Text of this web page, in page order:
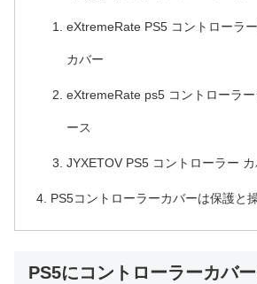
eXtremeRate PS5 コントローラ
カバー
eXtremeRate ps5 コントローラ
ース
JYXETOV PS5 コントローラー
PS5コントローラーカバーは保護と
PS5にコントローラーカバ